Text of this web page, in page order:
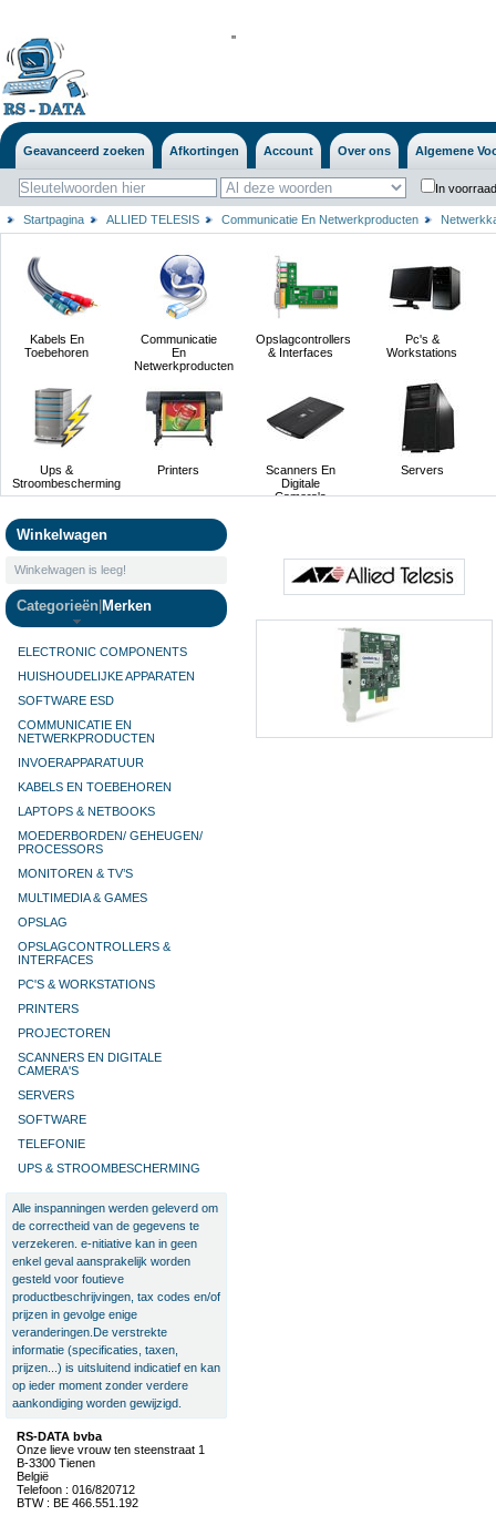
''
Geavanceerd zoeken Afkortingen Account Over ons Algemene
In
Startpagina ALLIED TELESIS Communicatie En Netwerkproducten
Kabels En
Toebehoren
Communicatie
En
Netwerkproducten
Opslagcontrollers
& Interfaces
Pc's &
Workstations
Ups &
Stroombescherming
Printers
Scanners En
Digitale
Camera's
Servers
Winkelwagen
Winkelwagen is leeg!
Categorieën Merken
ELECTRONIC COMPONENTS
HUISHOUDELIJKE APPARATEN
SOFTWARE ESD
COMMUNICATIE EN
NETWERKPRODUCTEN
INVOERAPPARATUUR
KABELS EN TOEBEHOREN
LAPTOPS & NETBOOKS
MOEDERBORDEN/ GEHEUGEN/
PROCESSORS
MONITOREN & TV’S
MULTIMEDIA & GAMES
OPSLAG
OPSLAGCONTROLLERS &
INTERFACES
PC'S & WORKSTATIONS
PRINTERS
PROJECTOREN
SCANNERS EN DIGITALE
CAMERA'S
SERVERS
SOFTWARE
TELEFONIE
UPS & STROOMBESCHERMING
Alle inspanningen werden geleverd om
de correctheid van de gegevens te
verzekeren. e-nitiative kan in geen
enkel geval aansprakelijk worden
gesteld voor foutieve
productbeschrijvingen, tax codes en/of
prijzen in gevolge enige
veranderingen.De verstrekte
informatie (specificaties, taxen,
prijzen...) is uitsluitend indicatief en kan
op ieder moment zonder verdere
aankondiging worden gewijzigd.
RS-DATA bvba
Onze lieve vrouw ten steenstraat 1
B-3300 Tienen
België
Telefoon : 016/820712
BTW : BE 466.551.192